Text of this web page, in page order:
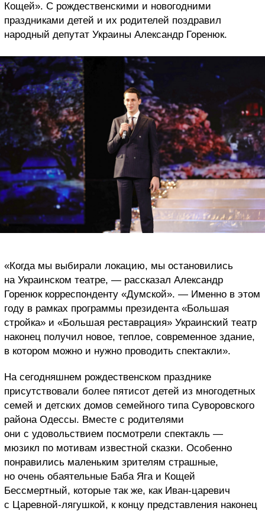
Кощей». С рождественскими и новогодними
праздниками детей и их родителей поздравил
народный депутат Украины Александр Горенюк.
«Когда мы выбирали локацию, мы остановились
на Украинском театре, — рассказал Александр
Горенюк корреспонденту «Думской». — Именно в этом
году в рамках программы президента «Большая
стройка» и «Большая реставрация» Украинский театр
наконец получил новое, теплое, современное здание,
в котором можно и нужно проводить спектакли».
На сегодняшнем рождественском празднике
присутствовали более пятисот детей из многодетных
семей и детских домов семейного типа Суворовского
района Одессы. Вместе с родителями
они с удовольствием посмотрели спектакль —
мюзикл по мотивам известной сказки. Особенно
понравились маленьким зрителям страшные,
но очень обаятельные Баба Яга и Кощей
Бессмертный, которые так же, как Иван-царевич
с Царевной-лягушкой, к концу представления наконец